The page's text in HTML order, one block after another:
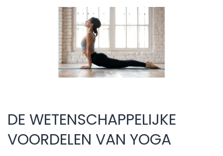
DE WETENSCHAPPELIJKE
VOORDELEN VAN YOGA